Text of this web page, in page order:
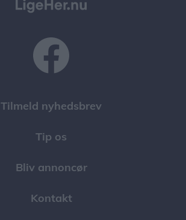
Tilmeld nyhedsbrev
Tip os
Bliv annoncør
Kontakt